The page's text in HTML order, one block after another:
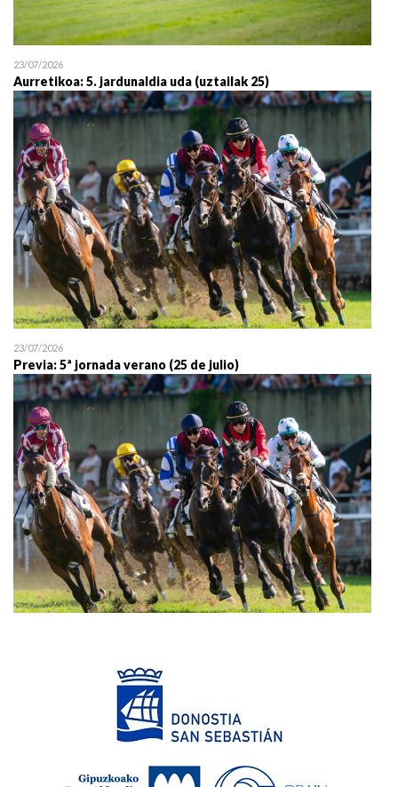
23/07/2026
Aurretikoa: 5. jardunaldia uda (uztailak 25)
23/07/2026
Previa: 5ª jornada verano (25 de julio)